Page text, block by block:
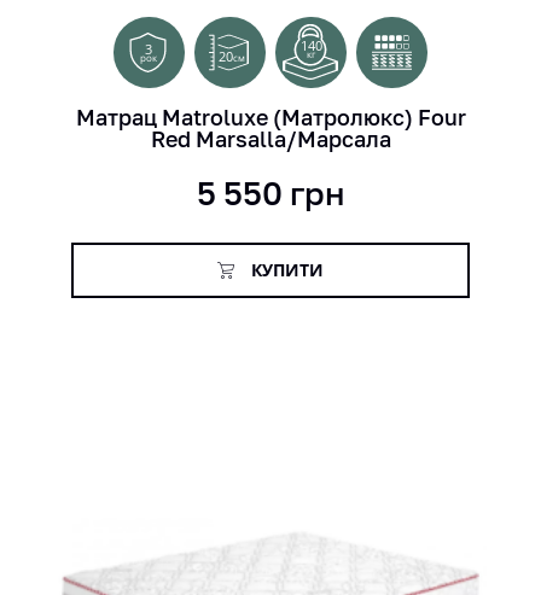
3
рок 20см
140
кг
Матрац Matroluxe (Матролюкс) Four
Red Marsalla/Марсала
5 550 грн
КУПИТИ